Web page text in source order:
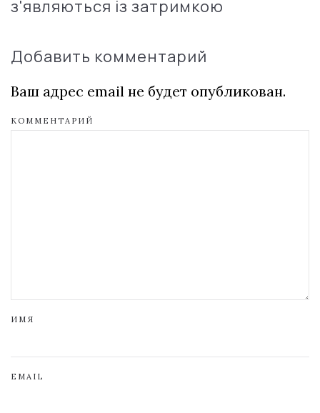
з'являються із затримкою
Добавить комментарий
Ваш адрес email не будет опубликован.
КОММЕНТАРИЙ
ИМЯ
EMAIL